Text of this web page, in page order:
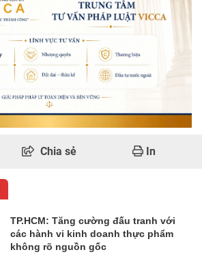
Chia sẻ In
TP.HCM: Tăng cường đấu tranh với
các hành vi kinh doanh thực phẩm
không rõ nguồn gốc